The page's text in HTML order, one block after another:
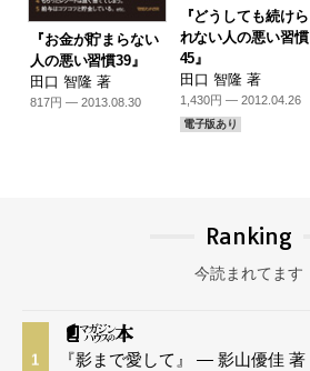
『お金が貯まらない
人の悪い習慣39』
田口 智隆 著
817円 — 2013.08.30
『どうしても続けら
れない人の悪い習慣
45』
田口 智隆 著
1,430円 — 2012.04.26
電子版あり
Ranking
今読まれてます
1 『影まで愛して』 — 影山優佳 著